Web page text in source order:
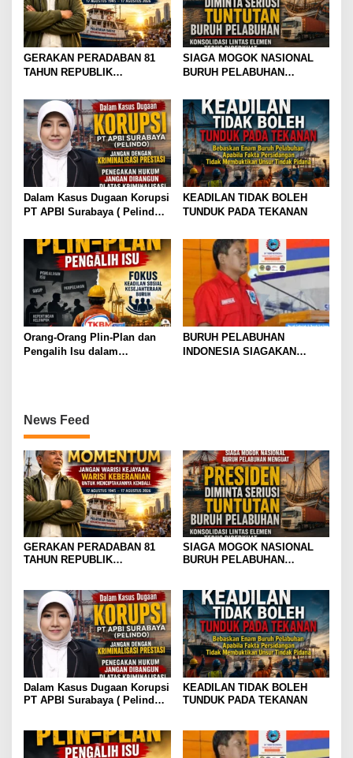
GERAKAN PERADABAN 81
TAHUN REPUBLIK
MOMENTUM JANGAN WARISI
KEJAYAAN. WARISI
KEBERANIAN UNTUK
MENCIPTAKANNYA KEMBALI
SIAGA MOGOK NASIONAL
BURUH PELABUHAN
DIMINTA SERIUSI TUNTUTAN
BURUH PELABUHAN,
KONSOLIDASI LINTAS
ELEMEN DEWAN BURUH
PELABUHAN INDONESIA
TERUS DIPERKUAT
Dalam Kasus Dugaan Korupsi
PT APBI Surabaya ( Pelindo
Prestasi Penegakan Hukum
Jangan Dibangun di Atas
Kriminalisasi
KEADILAN TIDAK BOLEH
TUNDUK PADA TEKANAN
Orang-Orang Plin-Plan dan
Pengalih Isu dalam
BURUH PELABUHAN
INDONESIA SIAGAKAN
News Feed
GERAKAN PERADABAN 81
TAHUN REPUBLIK
KEJAYAAN. WARISI
KEBERANIAN UNTUK
MENCIPTAKANNYA KEMBALI
SIAGA MOGOK NASIONAL
BURUH PELABUHAN
BURUH PELABUHAN,
KONSOLIDASI LINTAS
ELEMEN DEWAN BURUH
PELABUHAN INDONESIA
TERUS DIPERKUAT
Dalam Kasus Dugaan Korupsi
PT APBI Surabaya ( Pelindo
Jangan Dibangun di Atas
Kriminalisasi
KEADILAN TIDAK BOLEH
TUNDUK PADA TEKANAN